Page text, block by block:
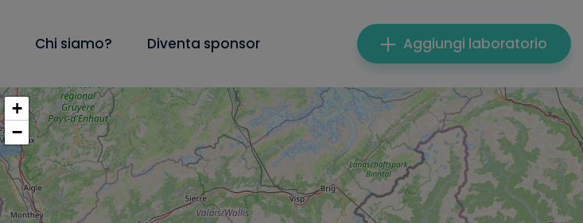
Chi siamo? Diventa sponsor Aggiungi laboratorio
+
−